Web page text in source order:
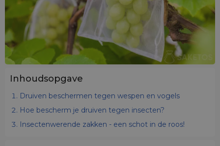
Inhoudsopgave
Druiven beschermen tegen wespen en vogels
Hoe bescherm je druiven tegen insecten?
Insectenwerende zakken - een schot in de roos!